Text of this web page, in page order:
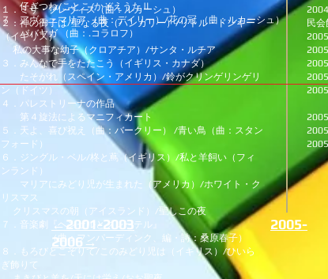
仔ぎつね/ことこ/かぞえうたⅡ
７． アヴェ・マリア （曲：デイリー）/花の冠 （曲：ルカーシュ）
ババヤガ （曲：.コラロフ）
１．ミサ・ブレヴィス（曲：ルカーシュ）
２． 神の御子は/聖なる夜（ハンガリー）/リトル・ドンキー
（イギリス）
私の大事な幼子（クロアチア）/サンタ・ルチア
３． みんなで手をたたこう（イギリス・カナダ）
たそがれ（スペイン・アメリカ）/鈴がクリンゲリンゲリ
ン（ドイツ）
４．パレストリーナの作品
第４旋法によるマニフィカート
５． 天よ、喜び祝え（曲：バークリー） /青い鳥（曲：スタン
フォード）
６． ジングル・ベル/柊と蔦（イギリス）/私と羊飼い（フィ
ンランド）
マリアにみどり児が生まれた（アメリカ）/ホワイト・ク
リスマス
クリスマスの朝（アイスランド）/聖しこの夜
７．音楽劇『ヘンゼルとグレーテル』
（曲：フンパーディンク、編・詩：桑原春子）
８． もろびとこぞりて/このみどり児は（イギリス）/ひいら
ぎ飾りて
民会
（
←2001-2003
2005-
2006→